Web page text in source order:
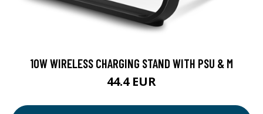
10W WIRELESS CHARGING STAND WITH PSU & M
44.4 EUR